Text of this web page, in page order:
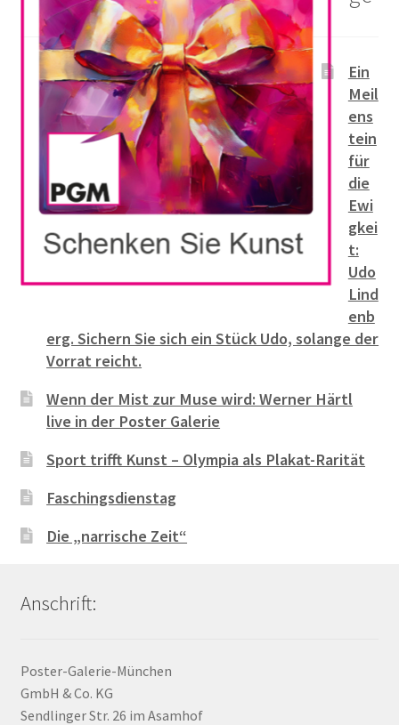
Ein
Meil
ens
tein
für
die
Ewi
gkei
t:
Udo
Lind
enb
erg. Sichern Sie sich ein Stück Udo, solange der
Vorrat reicht.
Wenn der Mist zur Muse wird: Werner Härtl
live in der Poster Galerie
Sport trifft Kunst – Olympia als Plakat-Rarität
Faschingsdienstag
Die „narrische Zeit“
Anschrift:
Poster-Galerie-München
GmbH & Co. KG
Sendlinger Str. 26 im Asamhof